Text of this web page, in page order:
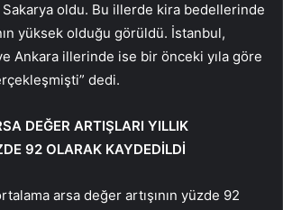
oldu. Bu illerde kira bedellerinde
yüksek olduğu görüldü. İstanbul,
Ankara illerinde ise bir önceki yıla göre
dedi.
DEĞER ARTIŞLARI YILLIK
92 OLARAK KAYDEDİLDİ
arsa değer artışının yüzde 92